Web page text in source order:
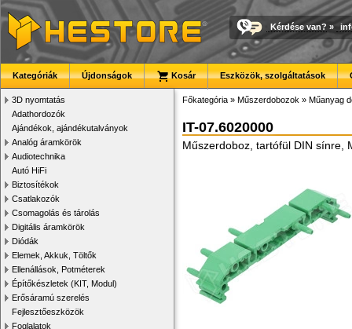
Kérdése van? »
Kategóriák Újdonságok Kosár Eszközök, szolgáltatások
3D nyomtatás
Adathordozók
Ajándékok, ajándékutalványok
Analóg áramkörök
Audiotechnika
Autó HiFi
Biztosítékok
Csatlakozók
Csomagolás és tárolás
Digitális áramkörök
Diódák
Elemek, Akkuk, Töltők
Ellenállások, Potméterek
Építőkészletek (KIT, Modul)
Erősáramú szerelés
Fejlesztőeszközök
Foglalatok
Főkategória » Műszerdobozok » Műanyag
IT-07.6020000
Műszerdoboz, tartófül DIN sínre,